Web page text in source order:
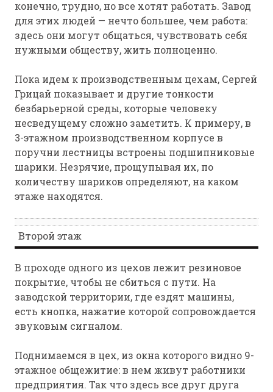
конечно, трудно, но все хотят работать. Завод
для этих людей — нечто большее, чем работа:
здесь они могут общаться, чувствовать себя
нужными обществу, жить полноценно.
Пока идем к производственным цехам, Сергей
Грицай показывает и другие тонкости
безбарьерной среды, которые человеку
несведущему сложно заметить. К примеру, в
3-этажном производственном корпусе в
поручни лестницы встроены подшипниковые
шарики. Незрячие, прощупывая их, по
количеству шариков определяют, на каком
этаже находятся.
Второй этаж
В проходе одного из цехов лежит резиновое
покрытие, чтобы не сбиться с пути. На
заводской территории, где ездят машины,
есть кнопка, нажатие которой сопровождается
звуковым сигналом.
Поднимаемся в цех, из окна которого видно 9-
этажное общежитие: в нем живут работники
предприятия. Так что здесь все друг друга